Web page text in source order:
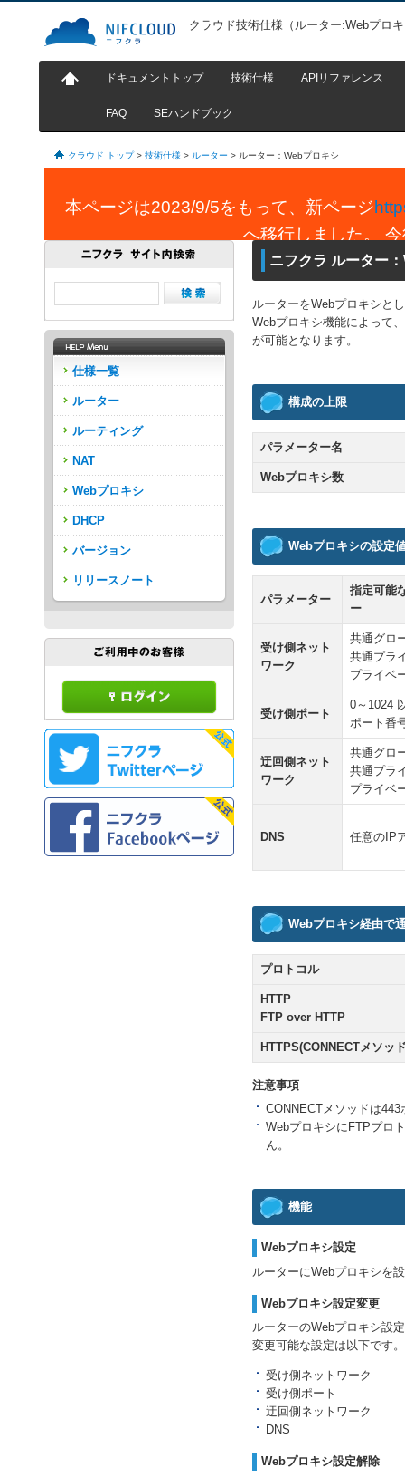
クラウド技術仕様（ルーター:Webプロ
ドキュメントトップ 技術仕様 APIリファレンス
FAQ SEハンドブック
クラウド トップ > 技術仕様 > ルーター > ルーター：Webプロキシ
本ページは2023/9/5をもって、新ページ
へ移行しました。
ニフクラ ルーター
ルーターをWebプロキシと
Webプロキシ機能によって
が可能となります。
構成の上限
パラメーター名
Webプロキシ数
Webプロキシの設定
パラメーター
指定可能
ー
受け側ネット
ワーク
共通グロ
共通プラ
プライベ
受け側ポート
0～1024
ポート番
迂回側ネット
ワーク
共通グロ
共通プラ
プライベ
DNS 任意のIP
Webプロキシ経由で
プロトコル
HTTP
FTP over HTTP
HTTPS(CONNECTメソッ
注意事項
CONNECTメソッドは
WebプロキシにFTPプロ
ん。
機能
Webプロキシ設定
ルーターにWebプロキシを
Webプロキシ設定変更
ルーターのWebプロキシ設
変更可能な設定は以下です。
受け側ネットワーク
受け側ポート
迂回側ネットワーク
DNS
Webプロキシ設定解除
仕様一覧
ルーター
ルーティング
NAT
Webプロキシ
DHCP
バージョン
リリースノート